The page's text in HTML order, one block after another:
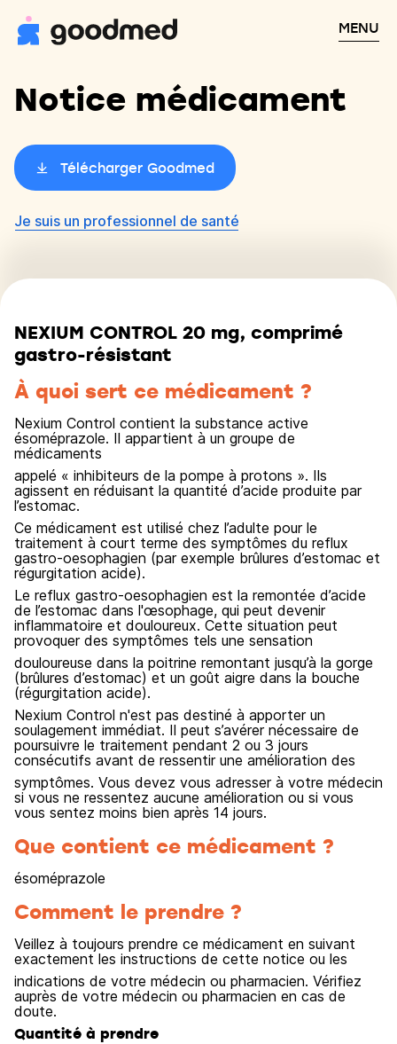
MENU
Notice médicament
Télécharger Goodmed
Je suis un professionnel de santé
NEXIUM CONTROL 20 mg, comprimé
gastro-résistant
À quoi sert ce médicament ?
Nexium Control contient la substance active
ésoméprazole. Il appartient à un groupe de
médicaments
appelé « inhibiteurs de la pompe à protons ». Ils
agissent en réduisant la quantité d’acide produite par
l’estomac.
Ce médicament est utilisé chez l’adulte pour le
traitement à court terme des symptômes du reflux
gastro-oesophagien (par exemple brûlures d’estomac et
régurgitation acide).
Le reflux gastro-oesophagien est la remontée d’acide
de l’estomac dans l'œsophage, qui peut devenir
inflammatoire et douloureux. Cette situation peut
provoquer des symptômes tels une sensation
douloureuse dans la poitrine remontant jusqu’à la gorge
(brûlures d’estomac) et un goût aigre dans la bouche
(régurgitation acide).
Nexium Control n'est pas destiné à apporter un
soulagement immédiat. Il peut s’avérer nécessaire de
poursuivre le traitement pendant 2 ou 3 jours
consécutifs avant de ressentir une amélioration des
symptômes. Vous devez vous adresser à votre médecin
si vous ne ressentez aucune amélioration ou si vous
vous sentez moins bien après 14 jours.
Que contient ce médicament ?
ésoméprazole
Comment le prendre ?
Veillez à toujours prendre ce médicament en suivant
exactement les instructions de cette notice ou les
indications de votre médecin ou pharmacien. Vérifiez
auprès de votre médecin ou pharmacien en cas de
doute.
Quantité à prendre